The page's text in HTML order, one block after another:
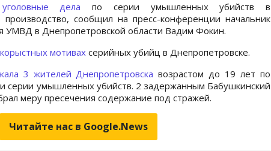
дела по серии умышленных убийств в
сообщил на пресс-конференции начальник
УМВД в Днепропетровской области Вадим Фокин.
корыстных мотивах серийных убийц в Днепропетровске.
3 жителей Днепропетровскавозрастом до 19 лет по
серии умышленных убийств. 2 задержанным Бабушкинский
меру пресечения содержание под стражей.
Читайте нас в Google.News